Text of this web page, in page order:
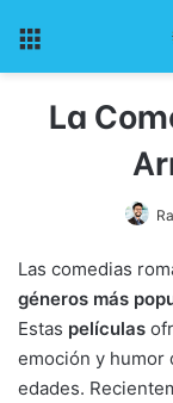
La
Las comedias
géneros más
Estas películas
emoción y humor
edades.